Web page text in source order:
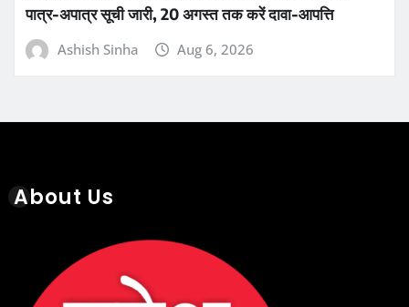
पात्र-अपात्र सूची जारी, 20 अगस्त तक करें दावा-आपत्ति
Ashish Sinha Aug 6, 2026
About Us